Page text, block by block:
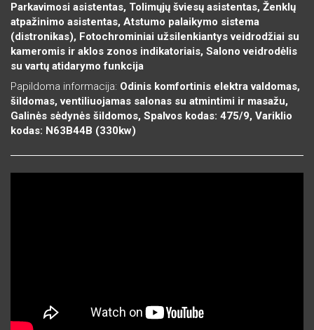
Parkavimosi asistentas, Tolimųjų šviesų asistentas, Ženklų
atpažinimo asistentas, Atstumo palaikymo sistema
(distronikas), Fotochrominiai užsilenkiantys veidrodžiai su
kameromis ir aklos zonos indikatoriais, Salono veidrodėlis
su vartų atidarymo funkcija
Papildoma informacija: Odinis komfortinis elektra valdomas,
šildomas, ventiliuojamas salonas su atmintimi ir masažu,
Galinės sėdynės šildomos, Spalvos kodas: 475/9, Variklio
kodas: N63B44B (330kw)